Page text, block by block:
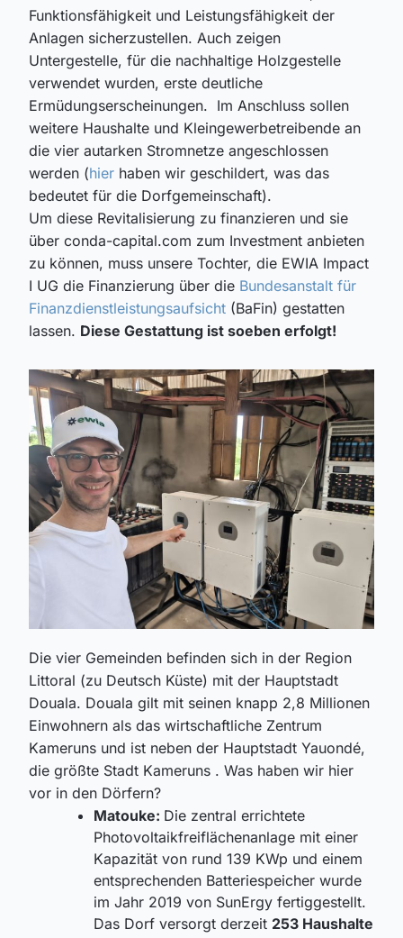
Funktionsfähigkeit und Leistungsfähigkeit der
Anlagen sicherzustellen. Auch zeigen
Untergestelle, für die nachhaltige Holzgestelle
verwendet wurden, erste deutliche
Ermüdungserscheinungen. Im Anschluss sollen
weitere Haushalte und Kleingewerbetreibende an
die vier autarken Stromnetze angeschlossen
werden (hier haben wir geschildert, was das
bedeutet für die Dorfgemeinschaft).
Um diese Revitalisierung zu finanzieren und sie
über conda-capital.com zum Investment anbieten
zu können, muss unsere Tochter, die EWIA Impact
I UG die Finanzierung über die Bundesanstalt für
Finanzdienstleistungsaufsicht (BaFin) gestatten
lassen. Diese Gestattung ist soeben erfolgt!
Die vier Gemeinden befinden sich in der Region
Littoral (zu Deutsch Küste) mit der Hauptstadt
Douala. Douala gilt mit seinen knapp 2,8 Millionen
Einwohnern als das wirtschaftliche Zentrum
Kameruns und ist neben der Hauptstadt Yauondé,
die größte Stadt Kameruns . Was haben wir hier
vor in den Dörfern?
Matouke: Die zentral errichtete
Photovoltaikfreiflächenanlage mit einer
Kapazität von rund 139 KWp und einem
entsprechenden Batteriespeicher wurde
im Jahr 2019 von SunErgy fertiggestellt.
Das Dorf versorgt derzeit 253 Haushalte